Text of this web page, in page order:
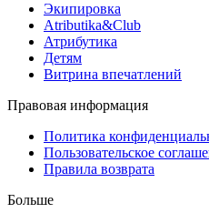
Экипировка
Atributika&Club
Атрибутика
Детям
Витрина впечатлений
Правовая информация
Политика
Пользовательское
Правила возврата
Больше